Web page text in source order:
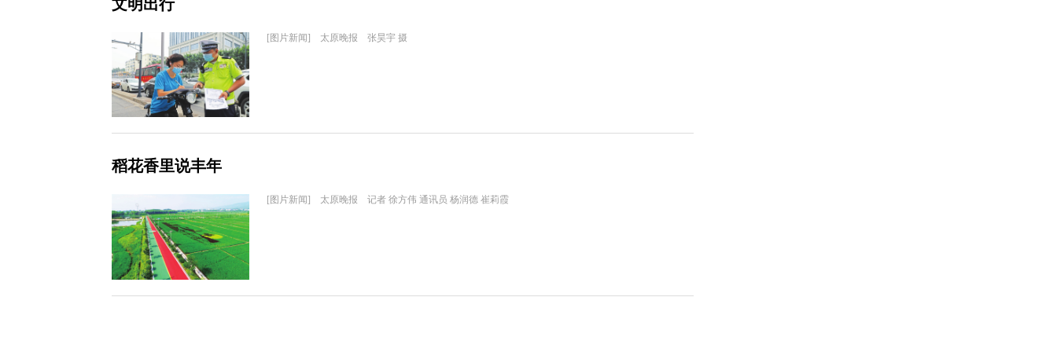
文明出行
[图片新闻] 太原晚报 张昊宇 摄
稻花香里说丰年
[图片新闻] 太原晚报 记者 徐方伟 通讯员 杨润德 崔莉霞